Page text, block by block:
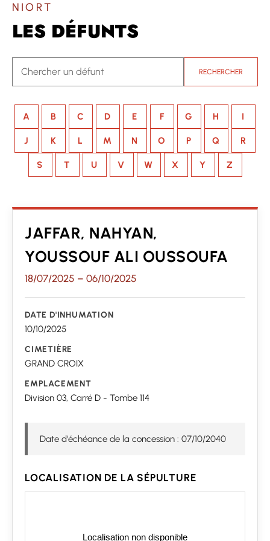
NIORT
LES DÉFUNTS
RECHERCHER
A B C D E F G H I
J K L M N O P Q R
S T U V W X Y Z
JAFFAR, NAHYAN,
YOUSSOUF ALI OUSSOUFA
18/07/2025 – 06/10/2025
DATE D'INHUMATION
10/10/2025
CIMETIÈRE
GRAND CROIX
EMPLACEMENT
Division 03, Carré D - Tombe 114
Date d'échéance de la concession : 07/10/2040
LOCALISATION DE LA SÉPULTURE